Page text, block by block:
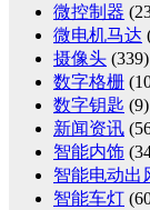
微控制器
微电机马达
摄像头 (339)
数字格栅
数字钥匙 (9)
新闻资讯
智能内饰
智能电动出
智能车灯